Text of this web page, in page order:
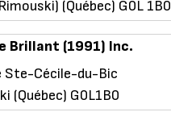
(Québec) G0L 1B0
Brillant (1991) Inc.
Ste-Cécile-du-Bic
(Québec) G0L1B0